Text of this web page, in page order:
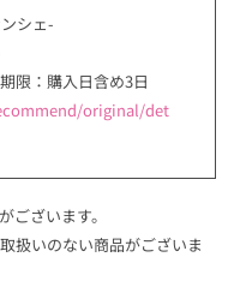
シェ-
限：購入日含め3日
original/det
ざいます。
扱いのない商品がございま